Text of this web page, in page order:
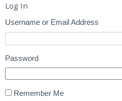
Log In
Username or Email Address
Password
Remember Me